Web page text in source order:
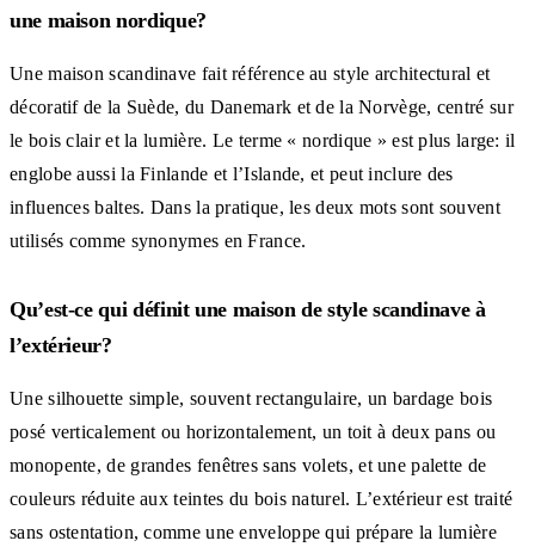
une maison nordique?
Une maison scandinave fait référence au style architectural et
décoratif de la Suède, du Danemark et de la Norvège, centré sur
le bois clair et la lumière. Le terme « nordique » est plus large: il
englobe aussi la Finlande et l’Islande, et peut inclure des
influences baltes. Dans la pratique, les deux mots sont souvent
utilisés comme synonymes en France.
Qu’est-ce qui définit une maison de style scandinave à
l’extérieur?
Une silhouette simple, souvent rectangulaire, un bardage bois
posé verticalement ou horizontalement, un toit à deux pans ou
monopente, de grandes fenêtres sans volets, et une palette de
couleurs réduite aux teintes du bois naturel. L’extérieur est traité
sans ostentation, comme une enveloppe qui prépare la lumière